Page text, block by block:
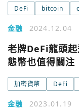
DeFi bitcoin
金融 2024.12.04
老牌DeFi龍頭
態幣也值得關注
加密貨幣 DeFi
金融 2023.01.19
繼續表